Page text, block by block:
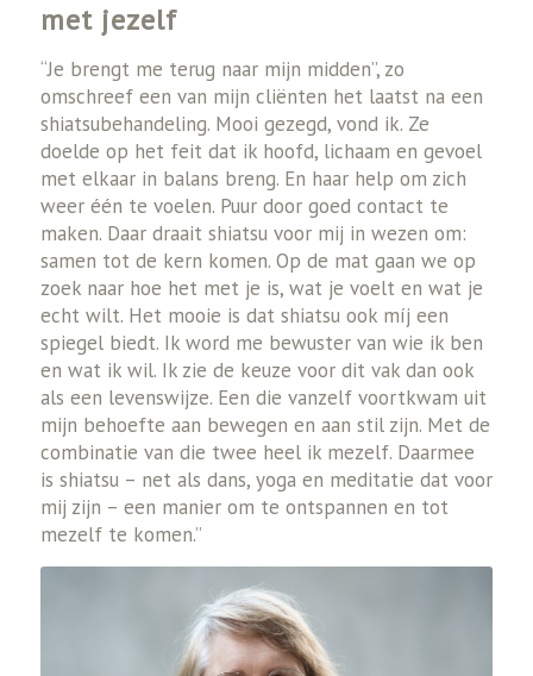
met jezelf
“Je brengt me terug naar mijn midden”, zo
omschreef een van mijn cliënten het laatst na een
shiatsubehandeling. Mooi gezegd, vond ik. Ze
doelde op het feit dat ik hoofd, lichaam en gevoel
met elkaar in balans breng. En haar help om zich
weer één te voelen. Puur door goed contact te
maken. Daar draait shiatsu voor mij in wezen om:
samen tot de kern komen. Op de mat gaan we op
zoek naar hoe het met je is, wat je voelt en wat je
echt wilt. Het mooie is dat shiatsu ook míj een
spiegel biedt. Ik word me bewuster van wie ik ben
en wat ik wil. Ik zie de keuze voor dit vak dan ook
als een levenswijze. Een die vanzelf voortkwam uit
mijn behoefte aan bewegen en aan stil zijn. Met de
combinatie van die twee heel ik mezelf. Daarmee
is shiatsu – net als dans, yoga en meditatie dat voor
mij zijn – een manier om te ontspannen en tot
mezelf te komen.”